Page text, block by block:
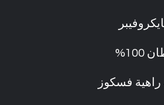
راهية فسكوز